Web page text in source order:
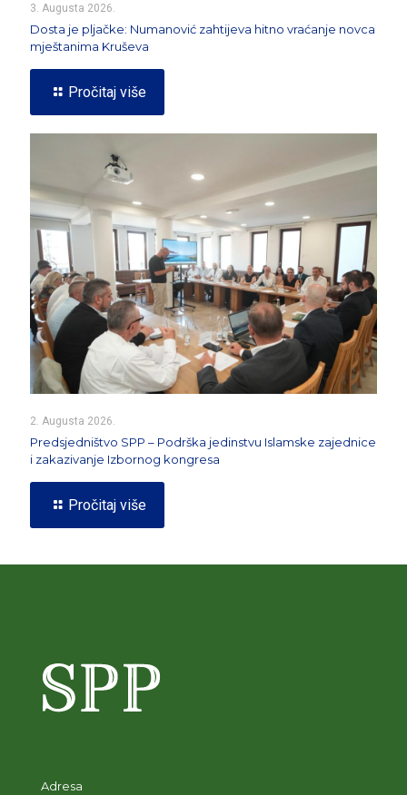
3. Augusta 2026.
Dosta je pljačke: Numanović zahtijeva hitno vraćanje novca
mještanima Kruševa
Pročitaj više
2. Augusta 2026.
Predsjedništvo SPP – Podrška jedinstvu Islamske zajednice
i zakazivanje Izbornog kongresa
Pročitaj više
Adresa